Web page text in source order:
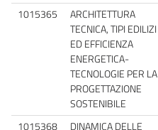
1015365
ARCHITETTURA
TECNICA, TIPI EDILIZI
ED EFFICIENZA
ENERGETICA-
TECNOLOGIE PER LA
PROGETTAZIONE
SOSTENIBILE
1015368
DINAMICA DELLE